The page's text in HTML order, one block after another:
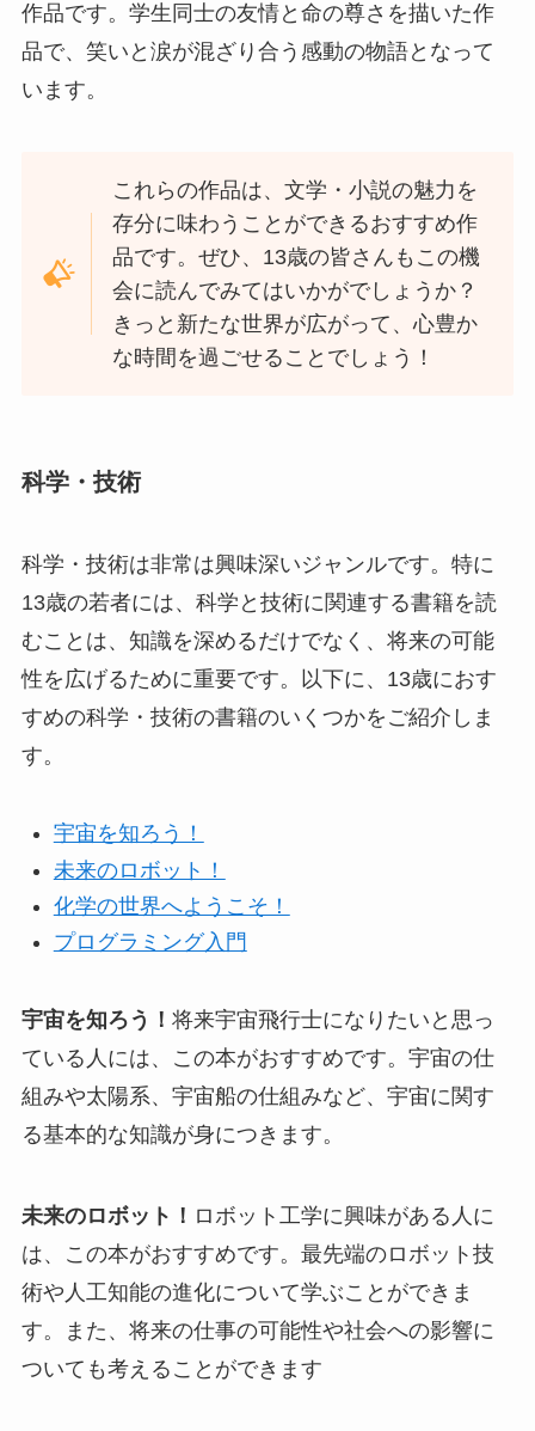
作品です。学生同士の友情と命の尊さを描いた作
品で、笑いと涙が混ざり合う感動の物語となって
います。
これらの作品は、文学・小説の魅力を
存分に味わうことができるおすすめ作
品です。ぜひ、13歳の皆さんもこの機
会に読んでみてはいかがでしょうか？
きっと新たな世界が広がって、心豊か
な時間を過ごせることでしょう！
科学・技術
科学・技術は非常は興味深いジャンルです。特に
13歳の若者には、科学と技術に関連する書籍を読
むことは、知識を深めるだけでなく、将来の可能
性を広げるために重要です。以下に、13歳におす
すめの科学・技術の書籍のいくつかをご紹介しま
す。
宇宙を知ろう！
未来のロボット！
化学の世界へようこそ！
プログラミング入門
宇宙を知ろう！ 将来宇宙飛行士になりたいと思っ
ている人には、この本がおすすめです。宇宙の仕
組みや太陽系、宇宙船の仕組みなど、宇宙に関す
る基本的な知識が身につきます。
未来のロボット！ ロボット工学に興味がある人に
は、この本がおすすめです。最先端のロボット技
術や人工知能の進化について学ぶことができま
す。また、将来の仕事の可能性や社会への影響に
ついても考えることができます